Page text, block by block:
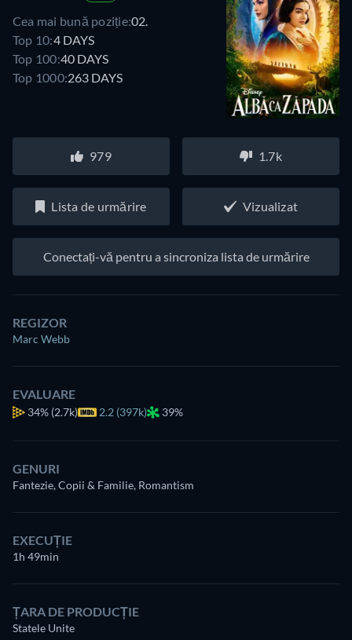
Cea mai bună poziție:02.
Top 10:4 DAYS
Top 100:40 DAYS
Top 1000:263 DAYS
979 1.7k
Lista de urmărire Vizualizat
Conectați-vă pentru a sincroniza lista de urmărire
REGIZOR
Marc Webb
EVALUARE
34% (2.7k) 2.2 (397k) 39%
GENURI
Fantezie, Copii & Familie, Romantism
EXECUȚIE
1h 49min
ȚARA DE PRODUCȚIE
Statele Unite